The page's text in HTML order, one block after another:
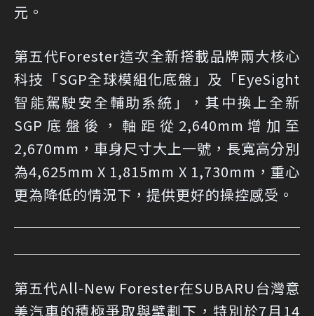
元。
第五代Forester這次全新搭載品牌兩大核心
科技「SGP全球模組化底盤」及「EyeSight
智能駕駛安全輔助系統」，其中換上全新
SGP底盤後，軸距從2,640mm增加至
2,670mm，車身尺寸大上一號，長寬高分別
為4,625mm X 1,815mm X 1,730mm，重心
更為降低的情況下，提供更好的操控感受。
第五代All-New Forester在SUBARU台灣意
美汽車的積極爭取與擘劃下，特別於7月14